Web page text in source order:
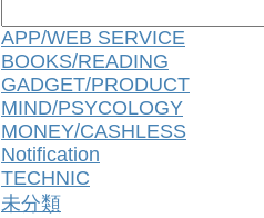
APP/WEB SERVICE
BOOKS/READING
GADGET/PRODUCT
MIND/PSYCOLOGY
MONEY/CASHLESS
Notification
TECHNIC
未分類